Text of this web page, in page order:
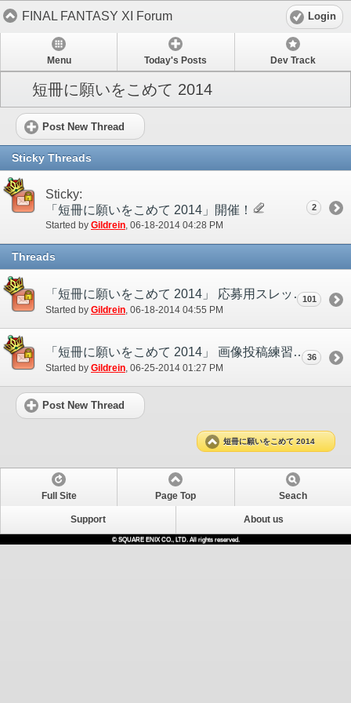
FINAL FANTASY XI Forum Login
Menu Today's Posts Dev Track
短冊に願いをこめて 2014
Post New Thread
Sticky Threads
Sticky:
「短冊に願いをこめて 2014」開催！
Started by Gildrein‎, 06-18-2014 04:28 PM
2
Threads
「短冊に願いをこめて 2014」 応募用スレッド
Started by Gildrein ‎, 06-18-2014 04:55 PM
101
「短冊に願いをこめて 2014」 画像投稿練習スレッド
Started by Gildrein‎, 06-25-2014 01:27 PM
36
Post New Thread
短冊に願いをこめて 2014
Full Site Page Top Seach
Support About us
© SQUARE ENIX CO., LTD. All rights reserved.